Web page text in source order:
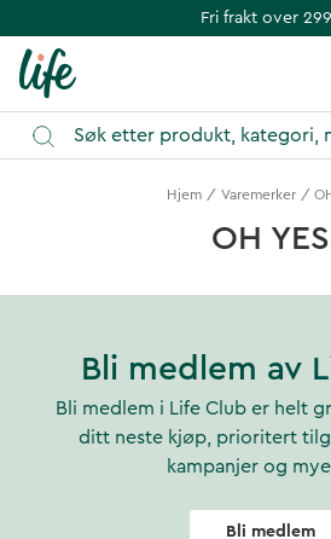
Fri frakt over
Hjem Varemerker
OH YES
Bli medlem av
Bli medlem i Life Club er helt
ditt neste kjøp, prioritert
kampanjer og
Bli medlem